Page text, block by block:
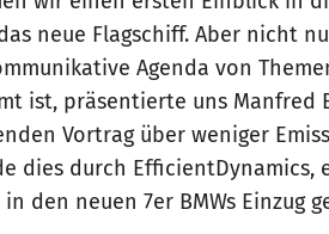
neue Flagschiff. Aber nicht
Agenda von
ist, präsentierte uns Manfred
Vortrag über weniger
dies durch EfficientDynamics,
den neuen 7er BMWs Einzug